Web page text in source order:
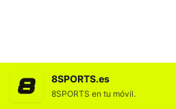
8SPORTS.es
8SPORTS en tu móvil.